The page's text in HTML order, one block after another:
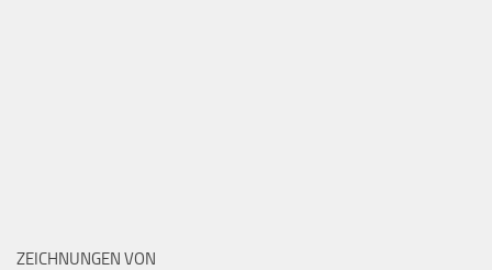
ZEICHNUNGEN VON